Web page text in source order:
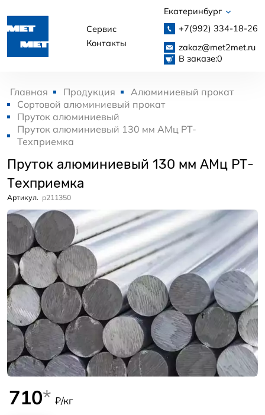
Сервис
Контакты
Екатеринбург
+7(992) 334-18-26
zakaz@met2met.ru
В заказе:0
Главная Продукция
Алюминиевый прокат
Сортовой алюминиевый прокат
Пруток алюминиевый
Пруток алюминиевый 130 мм АМц РТ-
Техприемка
Пруток алюминиевый 130 мм АМц РТ-
Техприемка
Артикул. p211350
710* ₽/кг